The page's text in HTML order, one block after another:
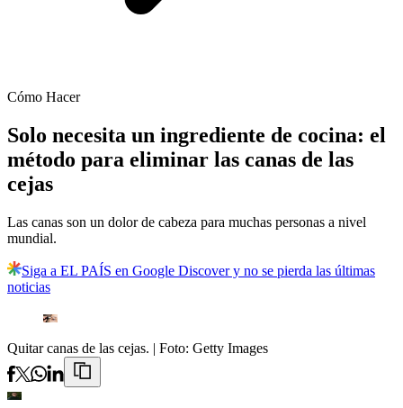
Cómo Hacer
Solo necesita un ingrediente de cocina: el
método para eliminar las canas de las
cejas
Las canas son un dolor de cabeza para muchas personas a nivel
mundial.
Siga a EL PAÍS en Google Discover y no se pierda las últimas
noticias
Quitar canas de las cejas. | Foto: Getty Images